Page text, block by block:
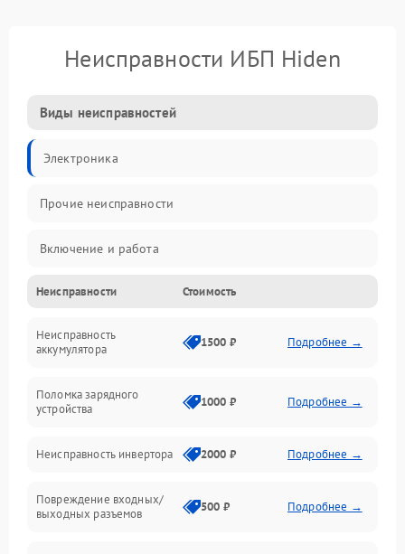
Неисправности ИБП Hiden
Виды неисправностей
Электроника
Прочие неисправности
Включение и работа
Работа с нагрузкой
Звук и индикация
Механические повреждения
Неисправности Стоимость
Неисправность
аккумулятора
1500 ₽ Подробнее →
Поломка зарядного
устройства
1000 ₽ Подробнее →
Неисправность инвертора 2000 ₽ Подробнее →
Повреждение входных/
выходных разъемов
500 ₽ Подробнее →